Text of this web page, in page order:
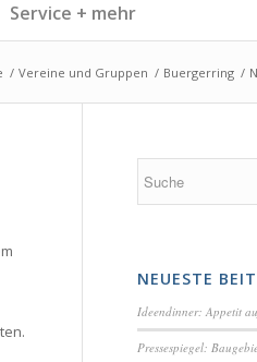
Service + mehr
/ Vereine und Gruppen / Buergerring /
NEUESTE
Ideendinner: Appetit
Pressespiegel: